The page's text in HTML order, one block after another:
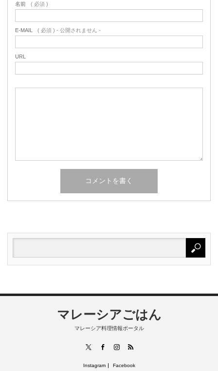
名前 ( 必須 )
E-MAIL ( 必須 ) - 公開されません -
URL
マレーシアごはん
マレーシア料理情報ポータル
FacebookInstagram
RSS
Instagram Facebook